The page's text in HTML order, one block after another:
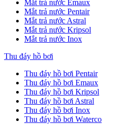
Mắt trả nước Emaux
Mắt trả nước Pentair
Mắt trả nước Astral
Mắt trả nước Kripsol
Mắt trả nước Inox
Thu đáy hồ bơi
Thu đáy hồ bơi Pentair
Thu đáy hồ bơi Emaux
Thu đáy hồ bơi Kripsol
Thu đáy hồ bơi Astral
Thu đáy hồ bơi Inox
Thu đáy hồ bơi Waterco